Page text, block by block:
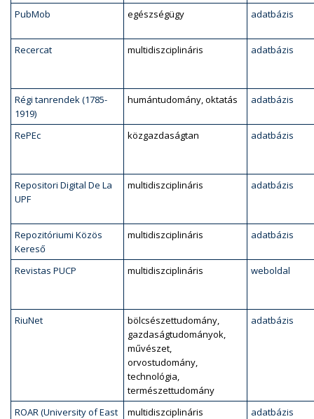
PubMob egészségügy adatbázis
Recercat multidiszciplináris adatbázis
Régi tanrendek (1785-
1919)
humántudomány, oktatás adatbázis
RePEc közgazdaságtan adatbázis
Repositori Digital De La
UPF
multidiszciplináris adatbázis
Repozitóriumi Közös
Kereső
multidiszciplináris adatbázis
Revistas PUCP multidiszciplináris weboldal
RiuNet
bölcsészettudomány,
gazdaságtudományok,
művészet,
orvostudomány,
technológia,
természettudomány
adatbázis
ROAR (University of East
multidiszciplináris adatbázis